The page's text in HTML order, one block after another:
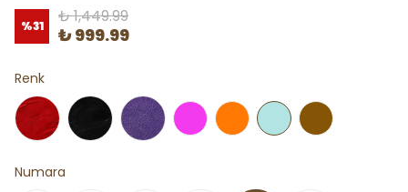
%31 ₺ 1,449.99
₺ 999.99
Renk
Numara